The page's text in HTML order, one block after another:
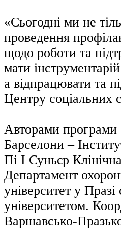
«Сьогодні ми не
проведення
щодо роботи та
мати
а відпрацювати та
Центру соціальних
Авторами програми
Барселони –
Пі І Суньєр
Департамент
університет у
університетом.
Варшавсько-